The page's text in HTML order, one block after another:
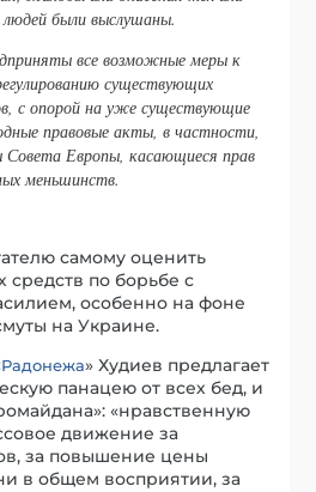
людей были выслушаны.
все возможные меры к
существующих
с опорой на уже существующие
правовые акты, в частности,
Совета Европы, касающиеся прав
меньшинств.
самому оценить
средств по борьбе с
особенно на фоне
на Украине.
Радонежа» Худиев предлагает
панацею от всех бед, и
«нравственную
движение за
за повышение цены
в общем восприятии, за